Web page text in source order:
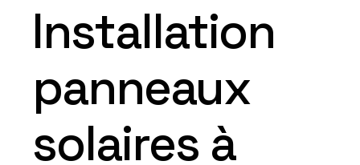
Installation
panneaux
solaires à